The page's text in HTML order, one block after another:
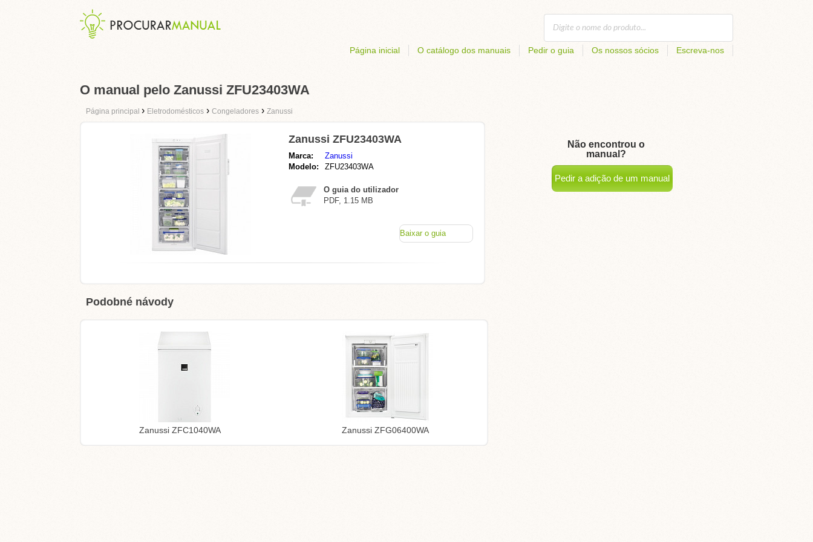
Página inicial O catálogo dos manuais Pedir o guia Os nossos sócios Escreva-nos
O manual pelo Zanussi ZFU23403WA
Página principal › Eletrodomésticos › Congeladores › Zanussi
Zanussi ZFU23403WA
Marca:
Zanussi
Modelo:
ZFU23403WA
O guia do utilizador
PDF, 1.15 MB
Baixar o guia
Podobné návody
Zanussi ZFC1040WA Zanussi ZFG06400WA
Não encontrou o
manual?
Pedir a adição de um manual